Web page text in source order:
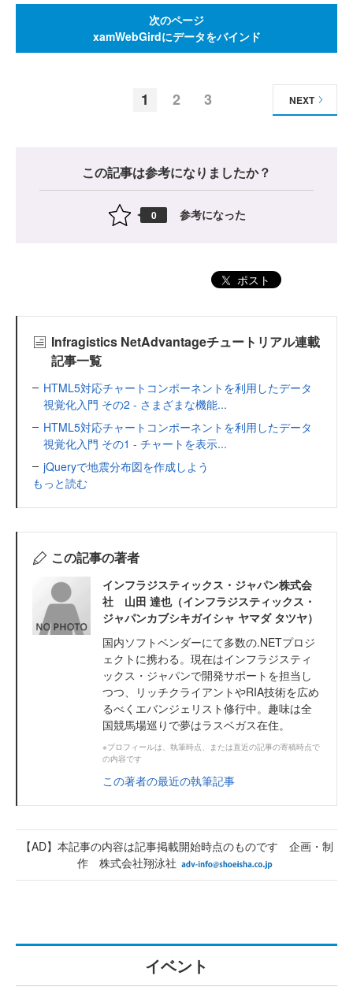
次のページ
xamWebGirdにデータをバインド
1 2 3 NEXT
この記事は参考になりましたか？
0 参考になった
ポスト
Infragistics NetAdvantageチュートリアル連載
記事一覧
HTML5対応チャートコンポーネントを利用したデータ
視覚化入門 その2 - さまざまな機能...
HTML5対応チャートコンポーネントを利用したデータ
視覚化入門 その1 - チャートを表示...
jQueryで地震分布図を作成しよう
もっと読む
この記事の著者
インフラジスティックス・ジャパン株式会
社 山田 達也（インフラジスティックス・
ジャパンカブシキガイシャ ヤマダ タツヤ）
国内ソフトベンダーにて多数の.NETプロジ
ェクトに携わる。現在はインフラジスティ
ックス・ジャパンで開発サポートを担当し
つつ、リッチクライアントやRIA技術を広め
るべくエバンジェリスト修行中。趣味は全
国競馬場巡りで夢はラスベガス在住。
※プロフィールは、執筆時点、または直近の記事の寄稿時点で
の内容です
この著者の最近の執筆記事
【AD】本記事の内容は記事掲載開始時点のものです 企画・制
作 株式会社翔泳社
イベント